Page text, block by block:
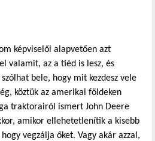
képviselői alapvetően azt
valamit, az a tiéd is lesz, és
bele, hogy mit kezdesz vele
köztük az amerikai földeken
traktorairól ismert John Deere
amikor ellehetetlenítik a kisebb
vegzálja őket. Vagy akár azzal,